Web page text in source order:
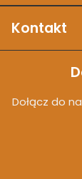
Kontakt
Dołącz do